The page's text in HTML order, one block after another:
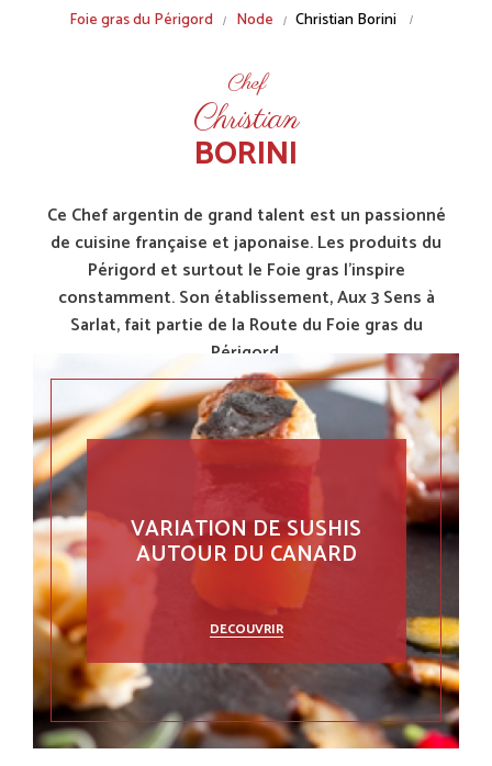
Breadcrumb
Foie gras du Périgord Node Christian Borini
Chef
Christian
BORINI
Ce Chef argentin de grand talent est un passionné
de cuisine française et japonaise. Les produits du
Périgord et surtout le Foie gras l'inspire
constamment. Son établissement, Aux 3 Sens à
Sarlat, fait partie de la Route du Foie gras du
Périgord.
VARIATION DE SUSHIS
AUTOUR DU CANARD
DECOUVRIR